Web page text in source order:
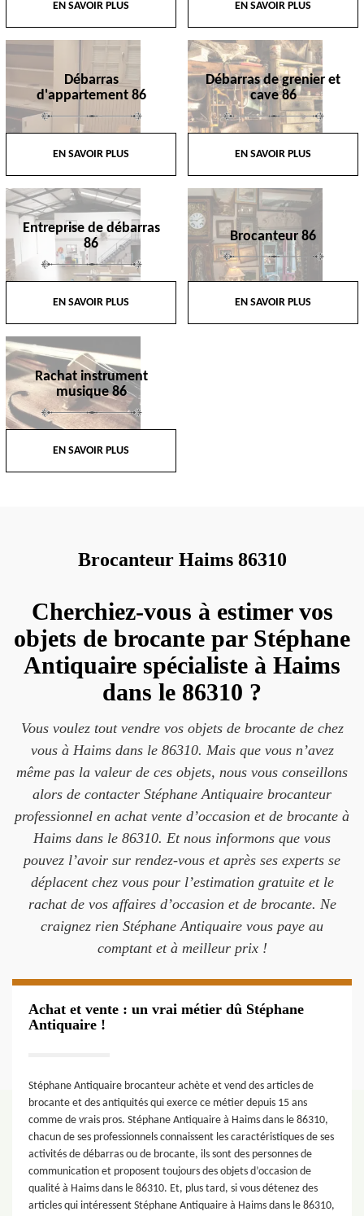
EN SAVOIR PLUS EN SAVOIR PLUS
Débarras
d'appartement 86
EN SAVOIR PLUS
Débarras de grenier et
cave 86
EN SAVOIR PLUS
Entreprise de débarras
86
EN SAVOIR PLUS
Brocanteur 86
EN SAVOIR PLUS
Rachat instrument
musique 86
EN SAVOIR PLUS
Brocanteur Haims 86310
Cherchiez-vous à estimer vos
objets de brocante par Stéphane
Antiquaire spécialiste à Haims
dans le 86310 ?
Vous voulez tout vendre vos objets de brocante de chez
vous à Haims dans le 86310. Mais que vous n’avez
même pas la valeur de ces objets, nous vous conseillons
alors de contacter Stéphane Antiquaire brocanteur
professionnel en achat vente d’occasion et de brocante à
Haims dans le 86310. Et nous informons que vous
pouvez l’avoir sur rendez-vous et après ses experts se
déplacent chez vous pour l’estimation gratuite et le
rachat de vos affaires d’occasion et de brocante. Ne
craignez rien Stéphane Antiquaire vous paye au
comptant et à meilleur prix !
Achat et vente : un vrai métier dû Stéphane
Antiquaire !
Stéphane Antiquaire brocanteur achète et vend des articles de
brocante et des antiquités qui exerce ce métier depuis 15 ans
comme de vrais pros. Stéphane Antiquaire à Haims dans le 86310,
chacun de ses professionnels connaissent les caractéristiques de ses
activités de débarras ou de brocante, ils sont des personnes de
communication et proposent toujours des objets d’occasion de
qualité à Haims dans le 86310. Et, plus tard, si vous détenez des
articles qui intéressent Stéphane Antiquaire à Haims dans le 86310,